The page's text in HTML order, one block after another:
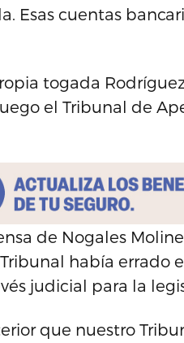
Esas cuentas
togada
el Tribunal de
de Nogales
había errado
judicial para la
que nuestro